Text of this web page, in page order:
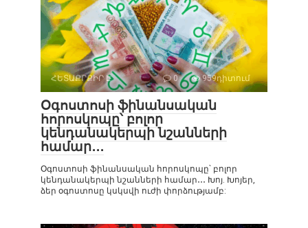
ՀԵՏԱՔՐՔԻՐ Է 0 959դիտում
Օգոստոսի ֆինանսական
հորոսկոպը՝ բոլոր
կենդանակերպի նշանների
համար․․․
Օգոստոսի ֆինանսական հորոսկոպը՝ բոլոր
կենդանակերպի նշանների համար․․․ Խոյ. Խոյեր,
ձեր օգոստոսը կսկսվի ուժի փորձությամբ: